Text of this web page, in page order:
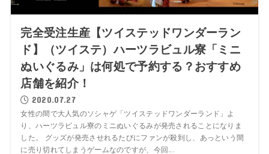
完全受注生産【ツイステッドワンダーラン
ド】（ツイステ）ハーツラビュル寮「ミニ
ぬいぐるみ」は何処で予約する？おすすめ
店舗を紹介！
2020.07.27
女性の間で大人気のソシャゲ「ツイステッドワンダーランド」よ
り、ハーツラビュル寮のミニぬいぐるみが発売されることになりま
した。 グッズが発売させれるたびにファンが殺到し、あっという間
に売り切れてしまうゲームなのですが、今回...